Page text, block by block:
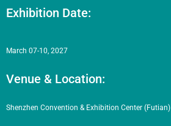
Exhibition Date:
March 07-10, 2027
Venue & Location:
Shenzhen Convention & Exhibition Center (Futian)